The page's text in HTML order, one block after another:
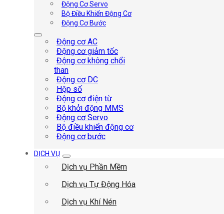
Động Cơ Servo
Bộ Điều Khiển Động Cơ
Động Cơ Bước
Động cơ AC
Động cơ giảm tốc
Động cơ không chổi
than
Động cơ DC
Hộp số
Động cơ điện từ
Bộ khởi động MMS
Động cơ Servo
Bộ điều khiển động cơ
Động cơ bước
DỊCH VỤ
Dịch vụ Phần Mềm
Dịch vụ Tự Động Hóa
Dịch vụ Khí Nén